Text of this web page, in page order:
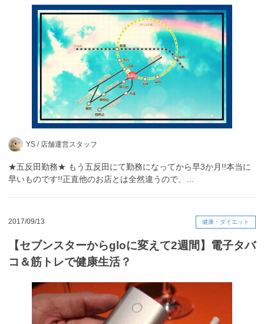
YS / 店舗運営スタッフ
★五反田勤務★ もう五反田にて勤務になってから早3か月!!本当に
早いものです!!正直他のお店とは全然違うので、…
2017/09/13 健康・ダイエット
【セブンスターからgloに変えて2週間】電子タバ
コ＆筋トレで健康生活？